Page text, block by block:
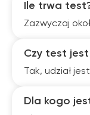
Ile trwa
Zazwyczaj
Czy test
Tak, udział
Dla kogo